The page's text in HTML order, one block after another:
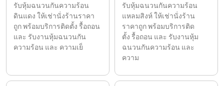
รับหุ้มฉนวนกันความร้อน
ดินแดง ให้เช่านั่งร้านราคา
ถูก พร้อมบริการติดตั้ง รื้อถอน
และ รับงานหุ้มฉนวนกัน
ความร้อน และ ความเย็
รับหุ้มฉนวนกันความร้อน
แหลมสิงห์ ให้เช่านั่งร้าน
ราคาถูก พร้อมบริการติด
ตั้ง รื้อถอน และ รับงานหุ้ม
ฉนวนกันความร้อน และ
ความ